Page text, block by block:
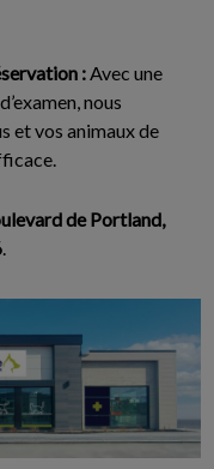
:Avec une
nous
et vos animaux de
de Portland,
.